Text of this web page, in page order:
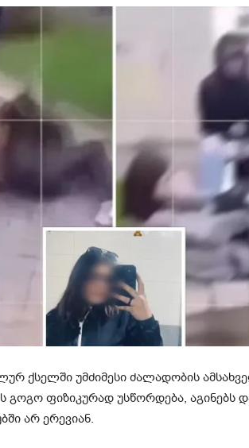
ქსელ­ში უმ­ძი­მე­სი ძა­ლა­დო­ბის
გოგო ფი­ზი­კუ­რად უს­წორ­დე­ბა, აგი­ნებს
არ ერე­ვი­ან.